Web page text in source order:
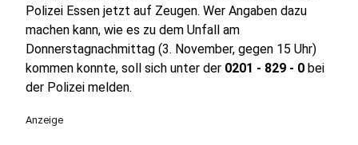
Polizei Essen jetzt auf Zeugen. Wer Angaben dazu
machen kann, wie es zu dem Unfall am
Donnerstagnachmittag (3. November, gegen 15 Uhr)
kommen konnte, soll sich unter der 0201 - 829 - 0 bei
der Polizei melden.
Anzeige